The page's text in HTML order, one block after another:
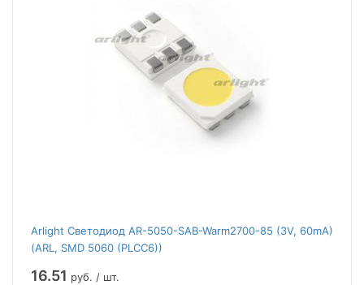
Arlight Светодиод AR-5050-SAB-Warm2700-85 (3V, 60mA)
(ARL, SMD 5060 (PLCC6))
16.51 руб. / шт.